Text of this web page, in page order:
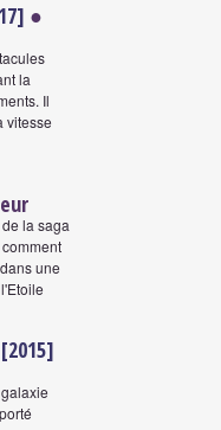
●
la
Il
vitesse
la saga
une